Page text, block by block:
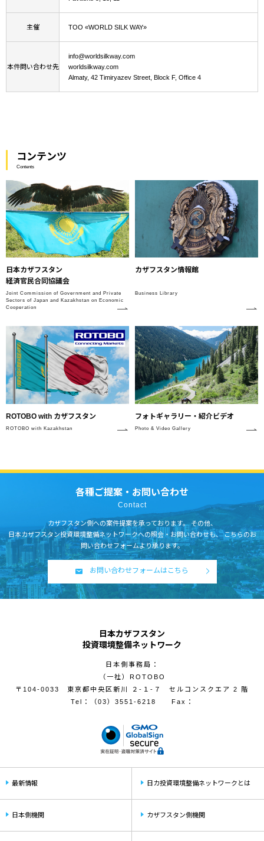
主催 ТОО «WORLD SILK WAY»
本件問い合わせ先
info@worldsilkway.com
worldsilkway.com
Almaty, 42 Timiryazev Street, Block F, Office 4
コンテンツ
Contents
日本カザフスタン
経済官民合同協議会
Joint Commission of Government and Private
Sectors of Japan and Kazakhstan on Economic
Cooperation
カザフスタン情報館
Business Library
ROTOBO with カザフスタン
ROTOBO with Kazakhstan
フォトギャラリー・紹介ビデオ
Photo & Video Gallery
各種ご提案・お問い合わせ
Contact
カザフスタン側への案件提案を承っております。その他、
日本カザフスタン投資環境整備ネットワークへの照会・お問い合わせも、こちらのお
問い合わせフォームより承ります。
お問い合わせフォームはこちら
日本カザフスタン
投資環境整備ネットワーク
日本側事務局：
（一社）ROTOBO
〒104-0033 東京都中央区新川 ２-１-７ セルコンスクエア 2 階
Tel：
（03）3551-6218 Fax：
最新情報 日カ投資環境整備ネットワークとは
日本側機関 カザフスタン側機関